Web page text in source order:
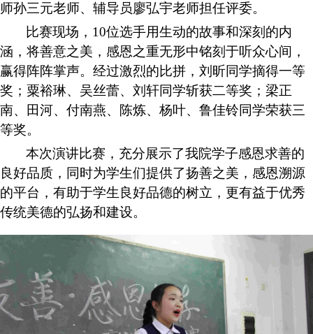
师孙三元老师、 辅导员廖弘宇老师担任评委。
比赛现场， 10位选手用生动的故事和深刻的内
涵，将善意之美，感恩之重无形中铭刻于听众心间 ，
赢得阵阵掌声。 经过激烈的比拼， 刘昕同学摘得一等
奖 ； 粟裕琳、吴丝蕾、 刘轩同学斩获二等奖 ； 梁正
南、田河、付南燕、陈炼、杨叶、鲁佳铃同学荣获三
等奖。
本次演讲比赛 ， 充分展示了我院学子感恩求善的
良好品质，同时为学生们提供了扬善之美，感恩溯源
的平台，有助于学生良好品德的树立，更有益于优秀
传统美德的弘扬和建设。